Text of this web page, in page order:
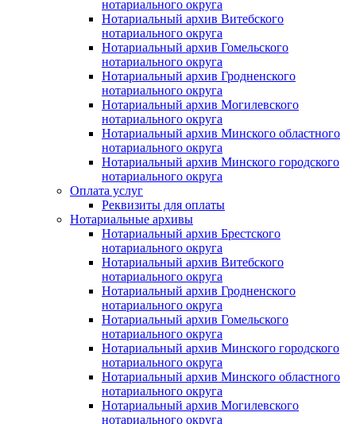
нотариального округа
Нотариальный архив Витебского
нотариального округа
Нотариальный архив Гомельского
нотариального округа
Нотариальный архив Гродненского
нотариального округа
Нотариальный архив Могилевского
нотариального округа
Нотариальный архив Минского областного
нотариального округа
Нотариальный архив Минского городского
нотариального округа
Оплата услуг
Реквизиты для оплаты
Нотариальные архивы
Нотариальный архив Брестского
нотариального округа
Нотариальный архив Витебского
нотариального округа
Нотариальный архив Гродненского
нотариального округа
Нотариальный архив Гомельского
нотариального округа
Нотариальный архив Минского городского
нотариального округа
Нотариальный архив Минского областного
нотариального округа
Нотариальный архив Могилевского
нотариального округа